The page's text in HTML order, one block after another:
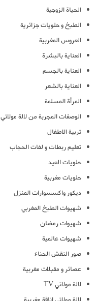
الحياة الزوجية
الطبخ و حلويات جزائرية
العروس المغربية
العناية بالبشرة
العناية بالجسم
العناية بالشعر
المرأة المسلمة
الوصفات المجربة من لالة مولاتي
تربية الاطفال
تعليم ربطات و لفات الحجاب
حلويات العيد
حلويات مغربية
ديكور واكسسوارات المنزل
شهيوات الطبخ المغربي
شهيوات رمضان
شهيوات عالمية
صور النقش الحناء
عصائر و مقبلات مغربية
لالة مولاتي TV